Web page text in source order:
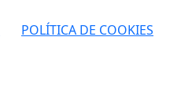
POLÍTICA DE COOKIES